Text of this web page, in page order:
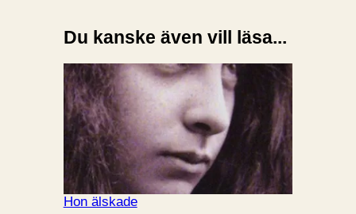
Du kanske även vill läsa...
Hon älskade